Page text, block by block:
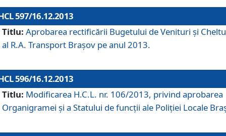
597/16.12.2013
Titlu: Aprobarea rectificării Bugetului de Venituri şi
al R.A. Transport Braşov pe anul 2013.
596/16.12.2013
Titlu: Modificarea H.C.L. nr. 106/2013, privind aprobarea
Organigramei şi a Statului de funcţii ale Poliţiei Locale